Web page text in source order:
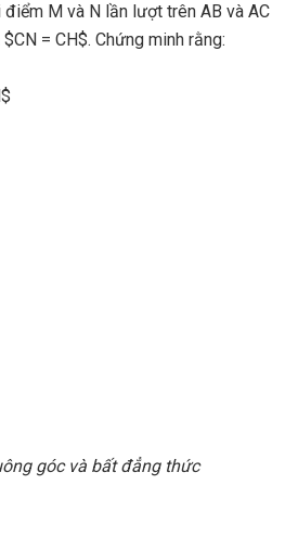
M và N lần lượt trên AB và AC
= CH$. Chứng minh rằng:
góc và bất đẳng thức